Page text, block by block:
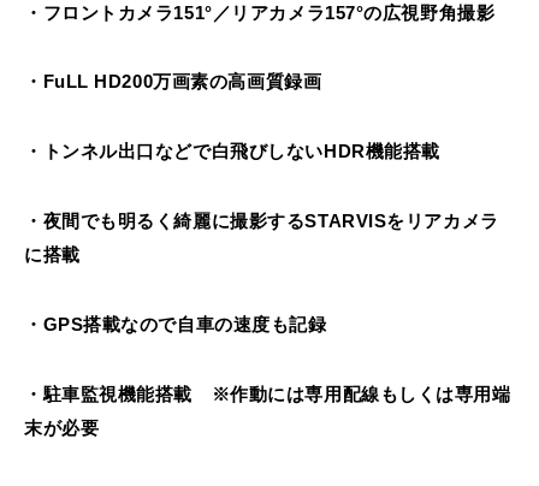
・フロントカメラ151°／リアカメラ157°の広視野角撮影
・FuLL HD200万画素の高画質録画
・トンネル出口などで白飛びしないHDR機能搭載
・夜間でも明るく綺麗に撮影するSTARVISをリアカメラ
に搭載
・GPS搭載なので自車の速度も記録
・駐車監視機能搭載 ※作動には専用配線もしくは専用端
末が必要